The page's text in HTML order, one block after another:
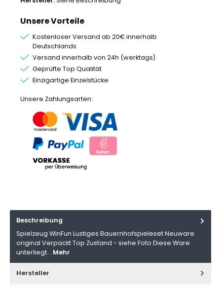
Unsere Vorteile
Kostenloser Versand ab 20€ innerhalb
Deutschlands
Versand innerhalb von 24h (werktags)
Geprüfte Top Qualität
Einzigartige Einzelstücke
Unsere Zahlungsarten:
Beschreibung
Spielzeug WinFun Lustiges Bauernhofspieleset Neuware
original Verpackt Top Zustand - siehe Foto Diese Ware
unterliegt… Mehr
Hersteller